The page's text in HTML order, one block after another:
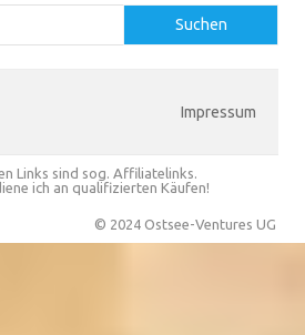
Suchen
Impressum
Links sind sog. Affiliatelinks.
ich an qualifizierten Käufen!
© 2024 Ostsee-Ventures UG